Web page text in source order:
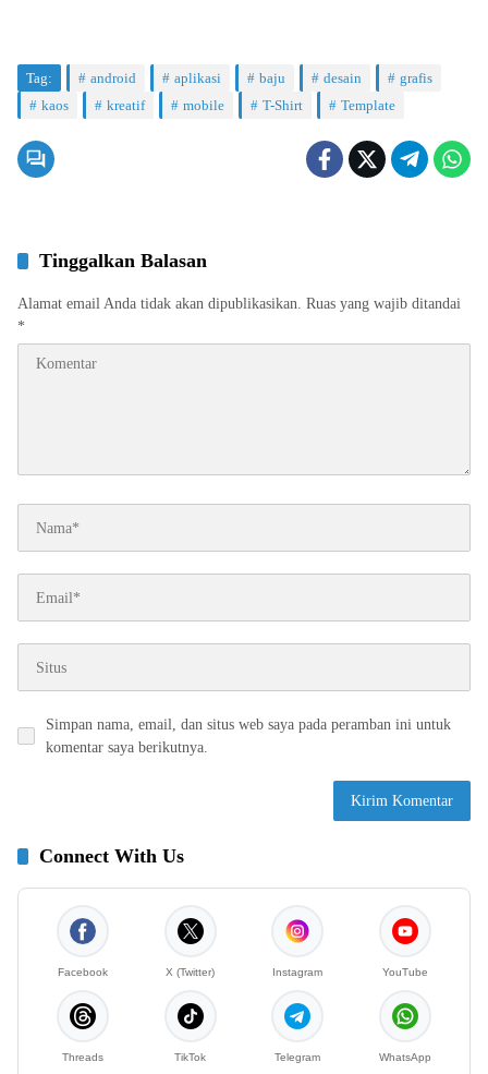
Tag: android aplikasi baju desain
grafis
kaos
kreatif mobile T-Shirt Template
Tinggalkan Balasan
Alamat email Anda tidak akan dipublikasikan. Ruas yang wajib ditandai
*
Simpan nama, email, dan situs web saya pada peramban ini untuk
komentar saya berikutnya.
Connect With Us
Facebook X (Twitter) Instagram YouTube
Threads TikTok Telegram WhatsApp